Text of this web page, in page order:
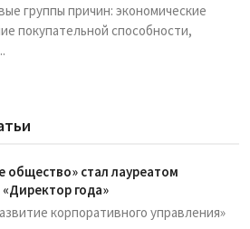
группы причин: экономические
покупательной способности,
общество» стал лауреатом
года»
корпоративного управления»